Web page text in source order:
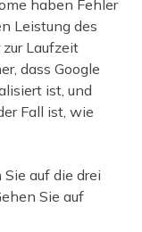
haben Fehler
Leistung des
Laufzeit
dass Google
ist, und
Fall ist, wie
auf die drei
Sie auf